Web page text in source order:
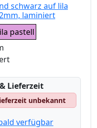
schwarz auf lila
laminiert
pastell
Lieferzeit
unbekannt
verfügbar